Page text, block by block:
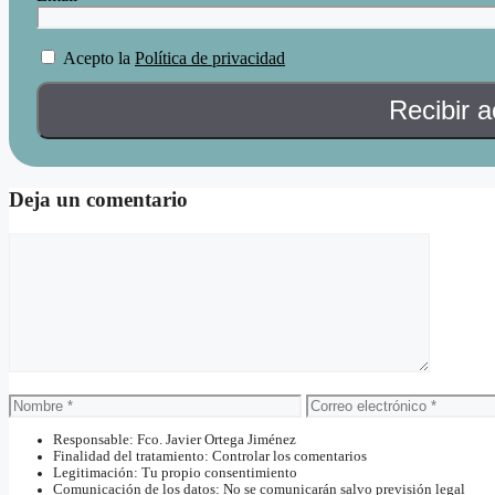
Acepto la Política de privacidad
Deja un comentario
Nombre
Correo
electrónico
Responsable: Fco. Javier Ortega Jiménez
Finalidad del tratamiento: Controlar los comentarios
Legitimación: Tu propio consentimiento
Comunicación de los datos: No se comunicarán salvo previsión legal